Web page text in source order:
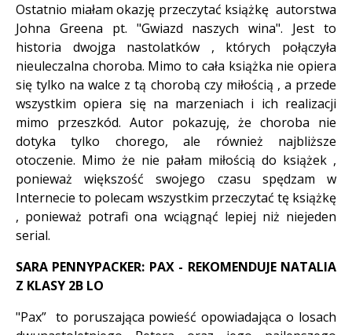
Ostatnio miałam okazję przeczytać książkę autorstwa
Johna Greena pt. "Gwiazd naszych wina". Jest to
historia dwojga nastolatków , których połączyła
nieuleczalna choroba. Mimo to cała książka nie opiera
się tylko na walce z tą chorobą czy miłością , a przede
wszystkim opiera się na marzeniach i ich realizacji
mimo przeszkód. Autor pokazuję, że choroba nie
dotyka tylko chorego, ale również najbliższe
otoczenie. Mimo że nie pałam miłością do książek ,
ponieważ większość swojego czasu spędzam w
Internecie to polecam wszystkim przeczytać tę książkę
, ponieważ potrafi ona wciągnąć lepiej niż niejeden
serial.
SARA PENNYPACKER: PAX - REKOMENDUJE NATALIA
Z KLASY 2B LO
"Pax” to poruszająca powieść opowiadająca o losach